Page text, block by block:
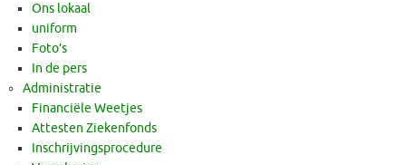
Ons lokaal
uniform
Foto’s
In de pers
Administratie
Financiële Weetjes
Attesten Ziekenfonds
Inschrijvingsprocedure